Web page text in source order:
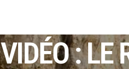
VIDÉO : LE